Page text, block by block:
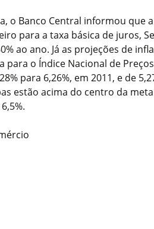
o Banco Central informou que
para a taxa básica de juros,
ao ano. Já as projeções de
para o Índice Nacional de
para 6,26%, em 2011, e de
estão acima do centro da